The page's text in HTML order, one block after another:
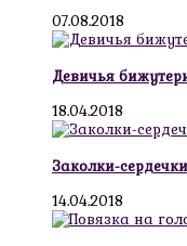
07.08.2018
Девичья
18.04.2018
Заколки-
14.04.2018